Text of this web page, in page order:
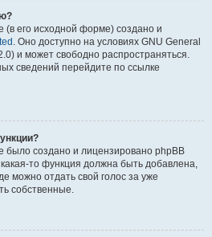
(в его исходной форме) создано и
. Оно доступно на условиях GNU General
и может свободно распространяться.
сведений перейдите по ссылке
было создано и лицензировано phpBB
то функция должна быть добавлена,
можно отдать свой голос за уже
собственные.